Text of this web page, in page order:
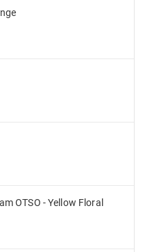
OTSO - Yellow Floral